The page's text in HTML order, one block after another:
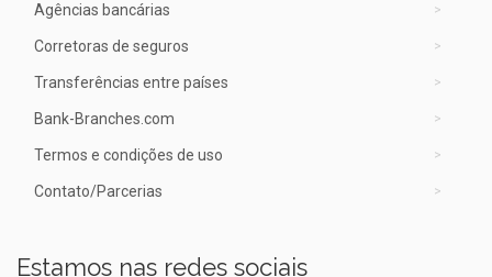
Agências bancárias
Corretoras de seguros
Transferências entre países
Bank-Branches.com
Termos e condições de uso
Contato/Parcerias
Estamos nas redes sociais